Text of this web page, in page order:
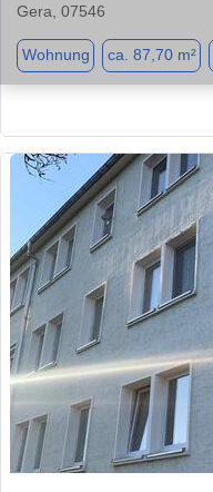
Gera, 07546
Wohnung ca. 87,70 m²